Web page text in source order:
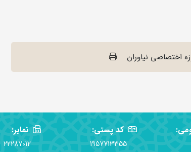
اختصاصی نیاوران
کد پستی:
1957713355
نمابر:
22287012